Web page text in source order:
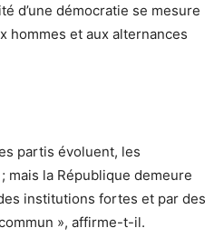
d’une démocratie se mesure
hommes et aux alternances
partis évoluent, les
mais la République demeure
institutions fortes et par des
», affirme-t-il.